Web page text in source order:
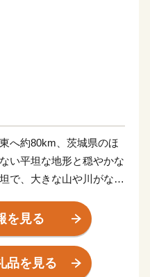
へ約80km、茨城県のほ
い平坦な地形と穏やかな
で、大きな山や川がない
川町・美野里町・玉里村
継いで“小・美・玉”と
持つ霞ヶ浦が，また市
を見る
品を見る